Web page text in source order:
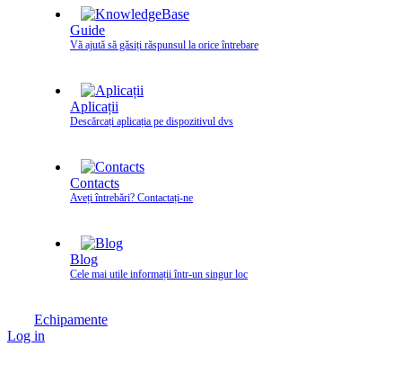
Guide
Vă ajută să găsiți răspunsul la orice întrebare
Aplicații
Descărcați aplicația pe dispozitivul dvs
Contacts
Aveți întrebări? Contactați‑ne
Blog
Cele mai utile informații într-un singur loc
Echipamente
Log in